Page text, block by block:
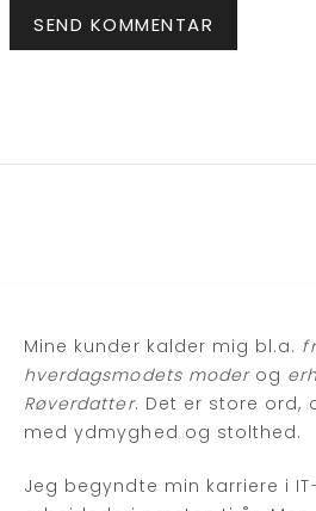
Mine kunder kalder mig bl.a.
hverdagsmodets moderog
Røverdatter. Det er store
med ydmyghed og stolthed.
Jeg begyndte min karriere i